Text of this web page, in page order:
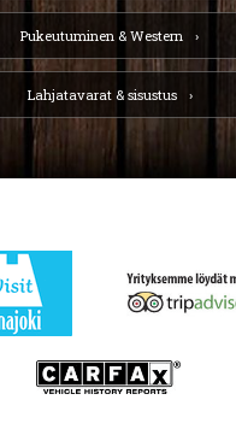
Pukeutuminen & Western
Lahjatavarat & sisustus